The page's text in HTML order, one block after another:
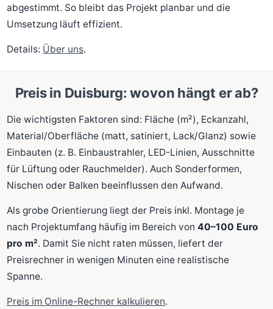
abgestimmt. So bleibt das Projekt planbar und die
Umsetzung läuft effizient.
Details: Über uns.
Preis in Duisburg: wovon hängt er ab?
Die wichtigsten Faktoren sind: Fläche (m²), Eckanzahl,
Material/Oberfläche (matt, satiniert, Lack/Glanz) sowie
Einbauten (z. B. Einbaustrahler, LED-Linien, Ausschnitte
für Lüftung oder Rauchmelder). Auch Sonderformen,
Nischen oder Balken beeinflussen den Aufwand.
Als grobe Orientierung liegt der Preis inkl. Montage je
nach Projektumfang häufig im Bereich von40–100 Euro
pro m². Damit Sie nicht raten müssen, liefert der
Preisrechner in wenigen Minuten eine realistische
Spanne.
Preis im Online-Rechner kalkulieren.